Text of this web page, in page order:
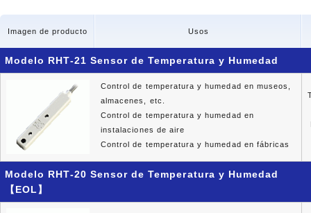
Imagen de producto Usos
Modelo RHT-21 Sensor de Temperatura y Humedad
Control de temperatura y humedad en museos,
almacenes, etc.
Control de temperatura y humedad en
instalaciones de aire
Control de temperatura y humedad en fábricas
Modelo RHT-20 Sensor de Temperatura y Humedad
【EOL】